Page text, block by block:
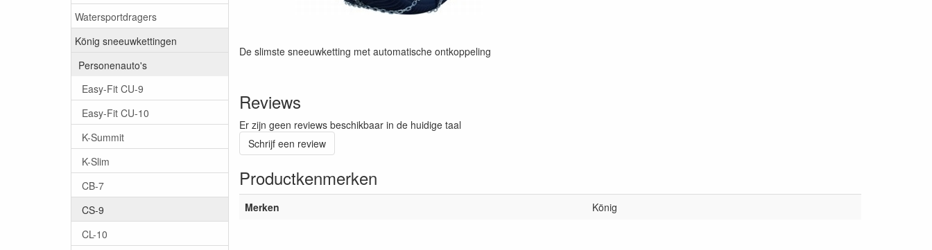
Watersportdragers
König sneeuwkettingen
Personenauto's
Easy-Fit CU-9
Easy-Fit CU-10
K-Summit
K-Slim
CB-7
CS-9
CL-10
De slimste sneeuwketting met automatische ontkoppeling
Reviews
Er zijn geen reviews beschikbaar in de huidige taal
Schrijf een review
Productkenmerken
Merken König